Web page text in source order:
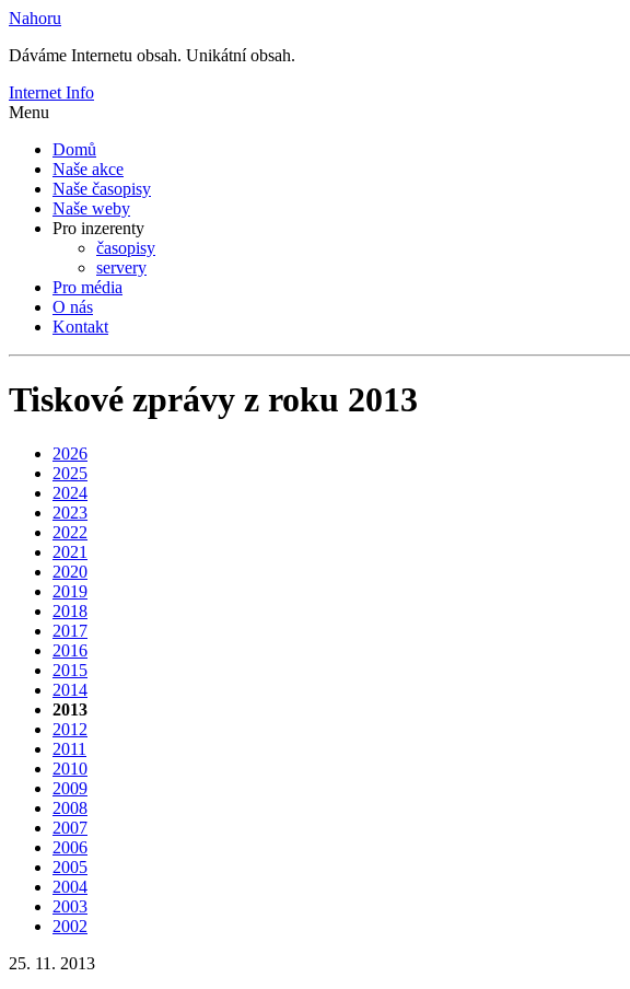
Nahoru
Dáváme Internetu obsah. Unikátní obsah.
Internet Info
Menu
Domů
Naše akce
Naše časopisy
Naše weby
Pro inzerenty
časopisy
servery
Pro média
O nás
Kontakt
Tiskové zprávy z roku 2013
2026
2025
2024
2023
2022
2021
2020
2019
2018
2017
2016
2015
2014
2013
2012
2011
2010
2009
2008
2007
2006
2005
2004
2003
2002
25. 11. 2013